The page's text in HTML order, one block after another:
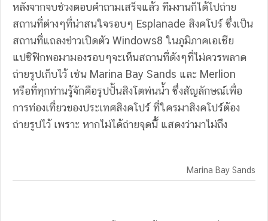
หลังจากจบช่วงตอบคำถามเสร็จแล้ว ทีมงานก็ได้ไปถ่าย
สถานที่ต่างๆที่น่าสนใจรอบๆ Esplanade สิงคโปร์ ซึ่งเป็น
สถานที่แถลงข่าวเปิดตัว Windows8 ในภูมิภาคเอเชีย
แปซิฟิกพอมามองรอบๆจะเห็นสถานที่ดังๆที่ไม่ควรพลาด
ถ่ายรูปเก็บไว้ เช่น Marina Bay Sands และ Merlion
หรือที่ทุกท่านรู้จักคือรูปปั้นสิงโตพ่นน้ำ ซึ่งสัญลักษณ์เพื่อ
การท่องเที่ยวของประเทศสิงคโปร์ ที่ใครมาสิงคโปร์ต้อง
ถ่ายรูปไว้ เพราะ หากไม่ได้ถ่ายจุดนี้้ แสดงว่ามาไม่ถึง
Marina Bay Sands